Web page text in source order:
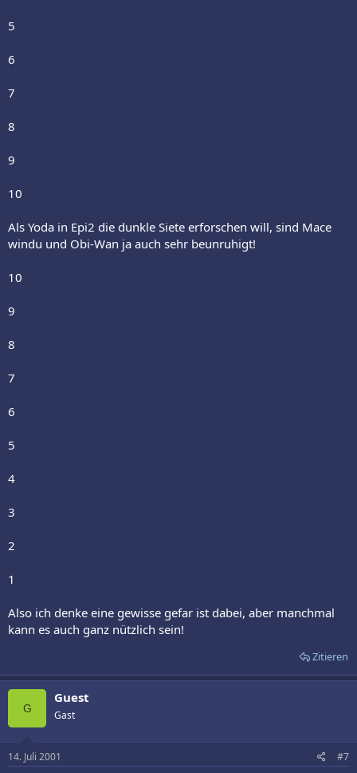
5
6
7
8
9
10
Als Yoda in Epi2 die dunkle Siete erforschen will, sind Mace
windu und Obi-Wan ja auch sehr beunruhigt!
10
9
8
7
6
5
4
3
2
1
Also ich denke eine gewisse gefar ist dabei, aber manchmal
kann es auch ganz nützlich sein!
Zitieren
G
Guest
Gast
14. Juli 2001 #7